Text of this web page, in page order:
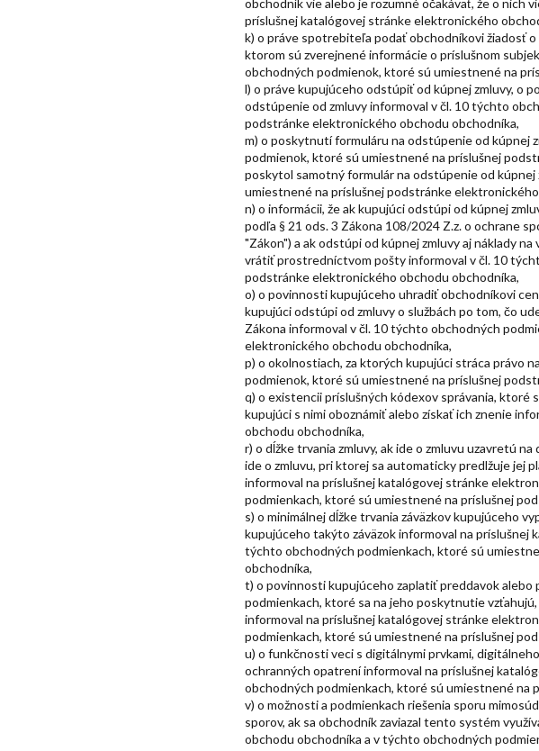
obchodník vie alebo je rozumné očakávať, že o nich
príslušnej katalógovej stránke elektronického
k) o práve spotrebiteľa podať obchodníkovi žiadosť
ktorom sú zverejnené informácie o príslušnom
obchodných podmienok, ktoré sú umiestnené na
l) o práve kupujúceho odstúpiť od kúpnej zmluvy, o
odstúpenie od zmluvy informoval v čl. 10 týchto
podstránke elektronického obchodu obchodníka,
m) o poskytnutí formuláru na odstúpenie od kúpnej
podmienok, ktoré sú umiestnené na príslušnej
poskytol samotný formulár na odstúpenie od
umiestnené na príslušnej podstránke
n) o informácii, že ak kupujúci odstúpi od kúpnej
podľa § 21 ods. 3 Zákona 108/2024 Z.z. o ochrane
"Zákon") a ak odstúpi od kúpnej zmluvy aj náklady
vrátiť prostredníctvom pošty informoval v čl. 10
podstránke elektronického obchodu obchodníka,
o) o povinnosti kupujúceho uhradiť obchodníkovi
kupujúci odstúpi od zmluvy o službách po tom, čo
Zákona informoval v čl. 10 týchto obchodných
elektronického obchodu obchodníka,
p) o okolnostiach, za ktorých kupujúci stráca právo
podmienok, ktoré sú umiestnené na príslušnej
q) o existencii príslušných kódexov správania, ktoré
kupujúci s nimi oboznámiť alebo získať ich znenie
obchodu obchodníka,
r) o dĺžke trvania zmluvy, ak ide o zmluvu uzavretú
ide o zmluvu, pri ktorej sa automaticky predlžuje jej
informoval na príslušnej katalógovej stránke
podmienkach, ktoré sú umiestnené na príslušnej
s) o minimálnej dĺžke trvania záväzkov kupujúceho
kupujúceho takýto záväzok informoval na
týchto obchodných podmienkach, ktoré sú
obchodníka,
t) o povinnosti kupujúceho zaplatiť preddavok alebo
podmienkach, ktoré sa na jeho poskytnutie
informoval na príslušnej katalógovej stránke
podmienkach, ktoré sú umiestnené na príslušnej
u) o funkčnosti veci s digitálnymi prvkami,
ochranných opatrení informoval na príslušnej
obchodných podmienkach, ktoré sú umiestnené
v) o možnosti a podmienkach riešenia sporu
sporov, ak sa obchodník zaviazal tento systém
obchodu obchodníka a v týchto obchodných